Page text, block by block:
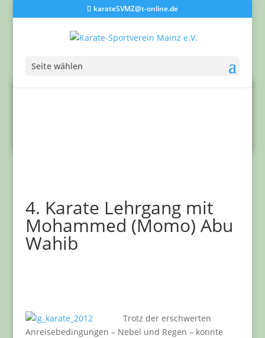
karateSVMZ@t-online.de
Seite wählen
4. Karate Lehrgang mit
Mohammed (Momo) Abu
Wahib
Trotz der erschwerten
Anreisebedingungen – Nebel und Regen – konnte